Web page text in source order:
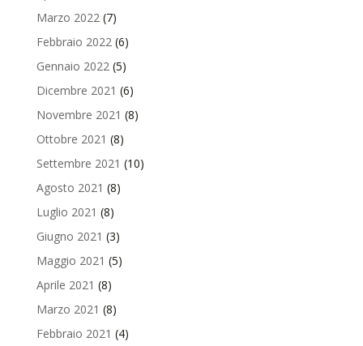
Marzo 2022 (7)
Febbraio 2022 (6)
Gennaio 2022 (5)
Dicembre 2021 (6)
Novembre 2021 (8)
Ottobre 2021 (8)
Settembre 2021 (10)
Agosto 2021 (8)
Luglio 2021 (8)
Giugno 2021 (3)
Maggio 2021 (5)
Aprile 2021 (8)
Marzo 2021 (8)
Febbraio 2021 (4)